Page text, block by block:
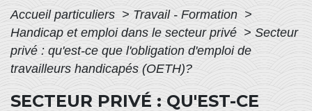
Accueil particuliers > Travail - Formation >
Handicap et emploi dans le secteur privé > Secteur
privé : qu'est-ce que l'obligation d'emploi de
travailleurs handicapés (OETH)?
SECTEUR PRIVÉ : QU'EST-CE